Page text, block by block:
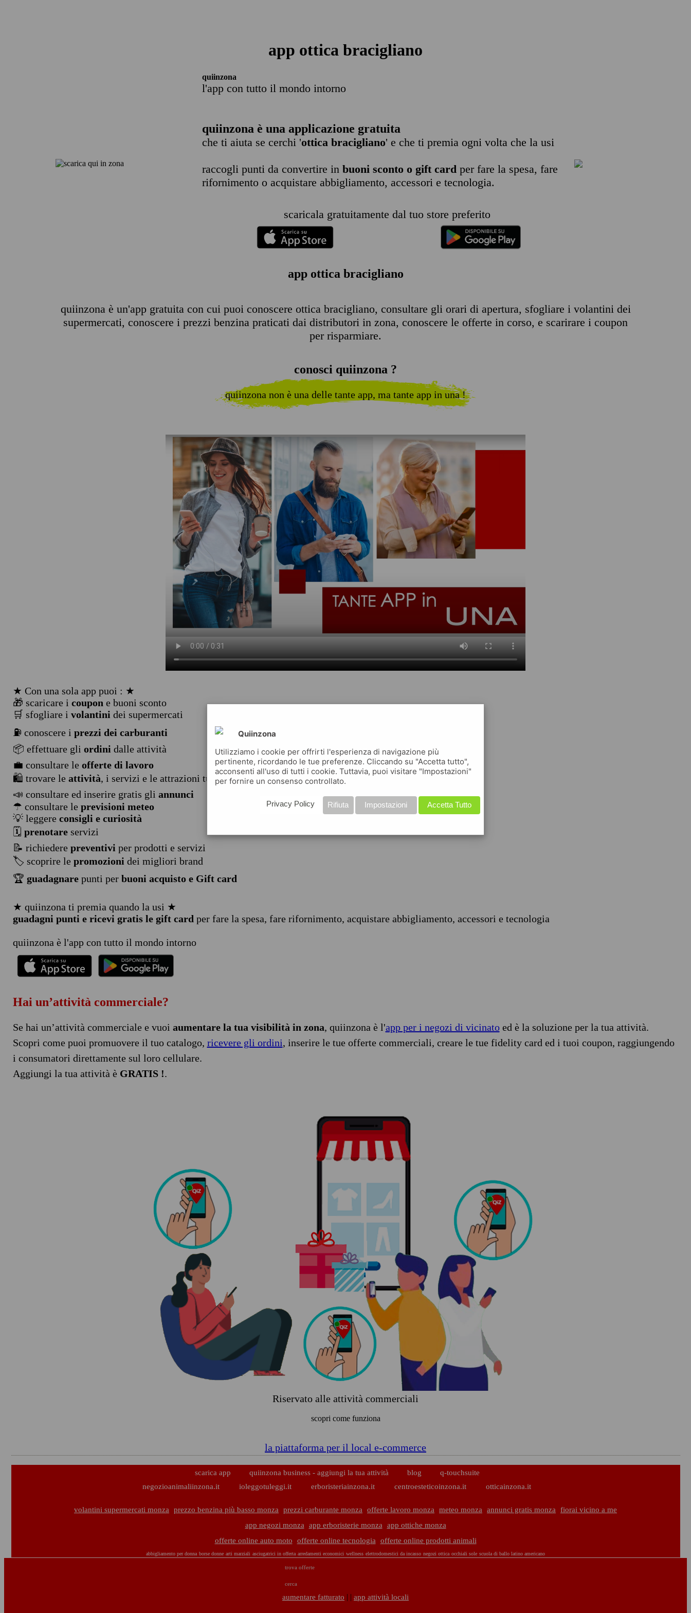
app ottica bracigliano
quiinzona
l'app con tutto il mondo intorno
quiinzona è una applicazione gratuita
che ti aiuta se cerchi 'ottica bracigliano' e che ti premia ogni volta che la usi
raccogli punti da convertire in buoni sconto o gift card per fare la spesa, fare
rifornimento o acquistare abbigliamento, accessori e tecnologia.
scaricala gratuitamente dal tuo store preferito
app ottica bracigliano
quiinzona è un'app gratuita con cui puoi conoscere ottica bracigliano, consultare gli orari di apertura, sfogliare i volantini dei
supermercati, conoscere i prezzi benzina praticati dai distributori in zona, conoscere le offerte in corso, e scarirare i coupon
per risparmiare.
conosci quiinzona ?
quiinzona non è una delle tante app, ma tante app in una !
★ Con una sola app puoi : ★
🎁 scaricare i coupon e buoni sconto
🛒 sfogliare i volantini dei supermercati
⛽ conoscere i prezzi dei carburanti
📦 effettuare gli ordini dalle attività
💼 consultare le offerte di lavoro
🛍️ trovare le attività, i servizi e le attrazioni turistiche
📣 consultare ed inserire gratis gli annunci
☂ consultare le previsioni meteo
💡 leggere consigli e curiosità
🗓️ prenotareservizi
📝 richiedere preventivi per prodotti e servizi
🏷️ scoprire le promozioni dei migliori brand
🏆 guadagnarepunti per buoni acquisto e Gift card
★ quiinzona ti premia quando la usi ★
guadagni punti e ricevi gratis le gift card per fare la spesa, fare rifornimento, acquistare abbigliamento, accessori e tecnologia
quiinzona è l'app con tutto il mondo intorno
Hai un’attività commerciale?
Se hai un’attività commerciale e vuoi aumentare la tua visibilità in zona, quiinzona è l'app per i negozi di vicinatoed è la soluzione per la tua attività.
Scopri come puoi promuovere il tuo catalogo, ricevere gli ordini, inserire le tue offerte commerciali, creare le tue fidelity card ed i tuoi coupon, raggiungendo
i consumatori direttamente sul loro cellulare.
Aggiungi la tua attività è GRATIS !.
Riservato alle attività commerciali
scopri come funziona
la piattaforma per il local e-commerce
scarica app quiinzona business - aggiungi la tua attività blog
q-touchsuite
negozioanimaliinzona.it
ioleggotuleggi.it erboristeriainzona.it centroesteticoinzona.it otticainzona.it
volantini supermercati monza prezzo benzina più basso monza prezzi carburante monza offerte lavoro monza meteo monza annunci gratis monza
fiorai vicino a me
app negozi monza
app erboristerie monza
app ottiche monza
offerte online auto moto
offerte online tecnologia offerte online prodotti animali
abbigliamento per donna borse donne arti marziali asciugatrici in offerta arredamenti economici wellness elettrodomestici da incasso negozi ottica occhiali sole scuola di ballo latino americano
trova offerte
cerca
aumentare fatturato | | app attività locali
Quiinzona
Utilizziamo i cookie per offrirti l'esperienza di navigazione più
pertinente, ricordando le tue preferenze. Cliccando su "Accetta tutto",
acconsenti all'uso di tutti i cookie. Tuttavia, puoi visitare "Impostazioni"
per fornire un consenso controllato.
Accetta Tutto
Impostazioni
Rifiuta
Privacy Policy